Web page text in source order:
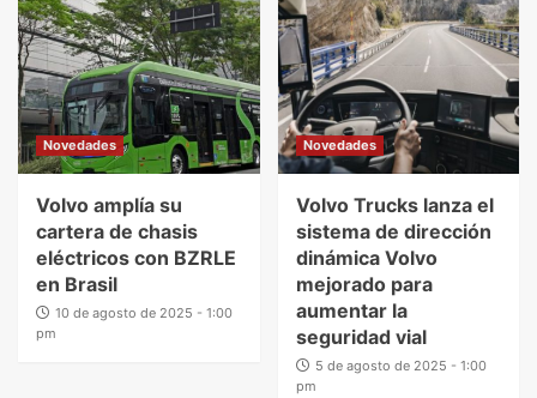
Novedades
Volvo amplía su
cartera de chasis
eléctricos con BZRLE
en Brasil
10 de agosto de 2025 - 1:00
pm
Novedades
Volvo Trucks lanza el
sistema de dirección
dinámica Volvo
mejorado para
aumentar la
seguridad vial
5 de agosto de 2025 - 1:00
pm